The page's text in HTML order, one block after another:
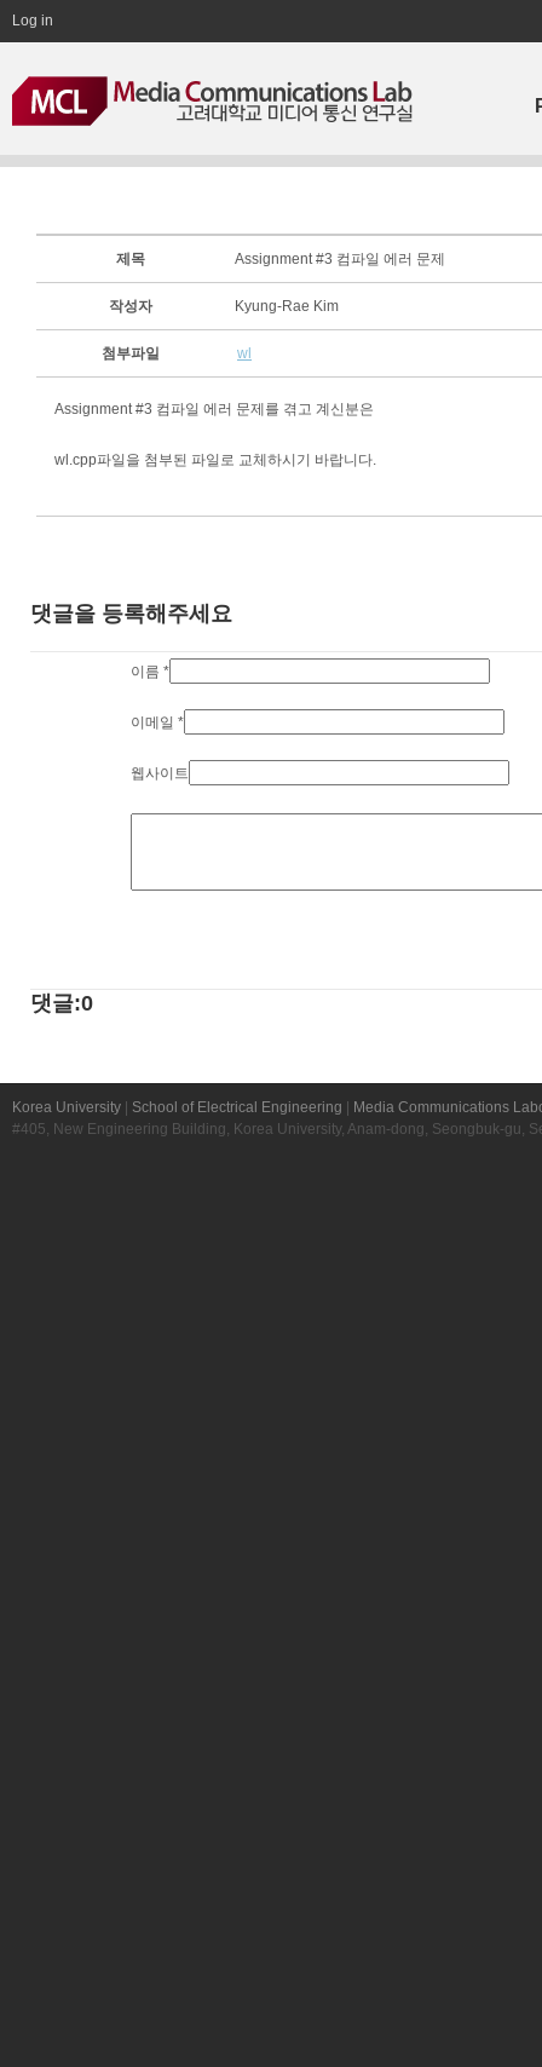
Log in
제목 Assignment #3 컴파일 에러 문제
작성자 Kyung-Rae Kim
첨부파일 wl
Assignment #3 컴파일 에러 문제를 겪고 계신분은
wl.cpp파일을 첨부된 파일로 교체하시기 바랍니다.
댓글을 등록해주세요
이름 *
이메일 *
웹사이트
댓글:0
Korea University School of Electrical Engineering
Media Communications
#405, New Engineering Building, Korea University, Anam-dong, Seongbuk-gu,